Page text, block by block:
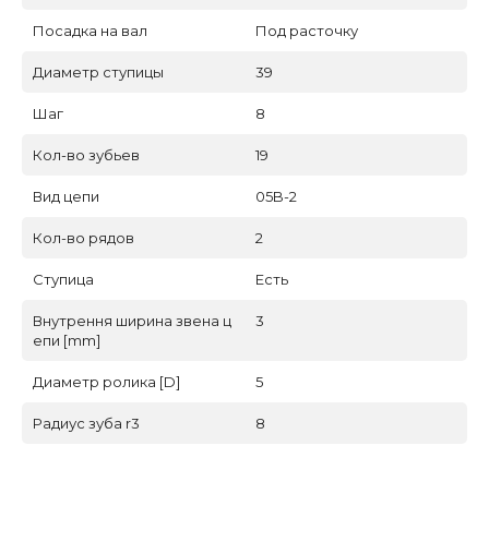
Посадка на вал Под расточку
Диаметр ступицы 39
Шаг 8
Кол-во зубьев 19
Вид цепи 05B-2
Кол-во рядов 2
Ступица Есть
Внутрення ширина звена ц
епи [mm]
3
Диаметр ролика [D] 5
Радиус зуба r3 8